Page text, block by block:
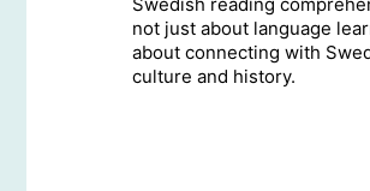
Swedish reading
not just about language
about connecting with
culture and history.